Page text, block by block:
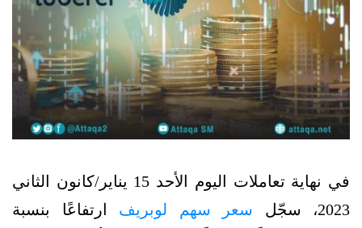
في نهاية تعاملات اليوم الأحد 15 يناير/كانون الثاني
2023، سجّل
سعر سهم لوبريف ارتفاعًا بنسبة